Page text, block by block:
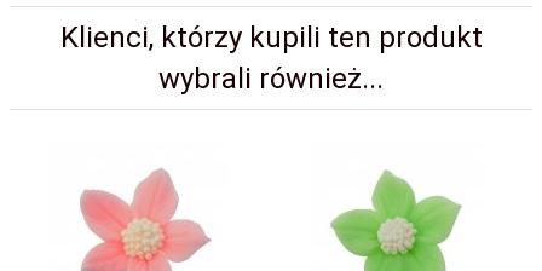
Klienci, którzy kupili ten produkt
wybrali również...